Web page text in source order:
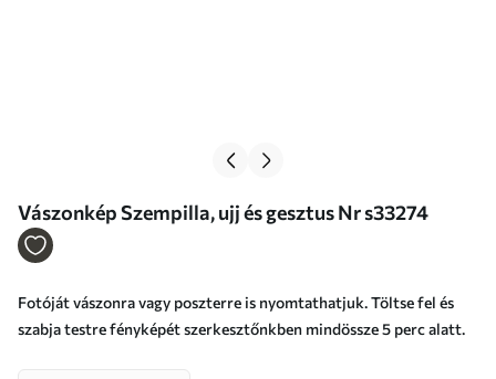
Vászonkép Szempilla, ujj és gesztus Nr s33274
Fotóját vászonra vagy poszterre is nyomtathatjuk. Töltse fel és
szabja testre fényképét szerkesztőnkben mindössze 5 perc alatt.